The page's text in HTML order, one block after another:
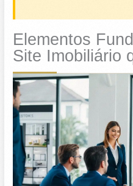
Elementos
Site Imobiliário